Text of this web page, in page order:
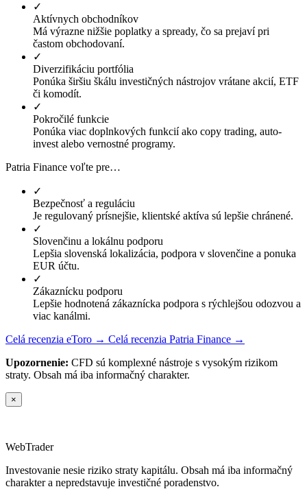
✓
Aktívnych obchodníkov
Má výrazne nižšie poplatky a spready, čo sa prejaví pri
častom obchodovaní.
✓
Diverzifikáciu portfólia
Ponúka širšiu škálu investičných nástrojov vrátane akcií, ETF
či komodít.
✓
Pokročilé funkcie
Ponúka viac doplnkových funkcií ako copy trading, auto-
invest alebo vernostné programy.
Patria Finance voľte pre…
✓
Bezpečnosť a reguláciu
Je regulovaný prísnejšie, klientské aktíva sú lepšie chránené.
✓
Slovenčinu a lokálnu podporu
Lepšia slovenská lokalizácia, podpora v slovenčine a ponuka
EUR účtu.
✓
Zákaznícku podporu
Lepšie hodnotená zákaznícka podpora s rýchlejšou odozvou a
viac kanálmi.
Celá recenzia eToro → Celá recenzia Patria Finance →
Upozornenie: CFD sú komplexné nástroje s vysokým rizikom
straty. Obsah má iba informačný charakter.
×
WebTrader
Investovanie nesie riziko straty kapitálu. Obsah má iba informačný
charakter a nepredstavuje investičné poradenstvo.